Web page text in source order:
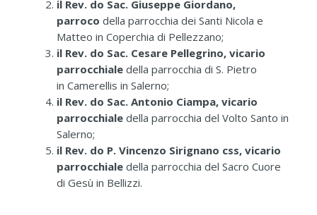
il Rev. do Sac. Giuseppe Giordano,
parroco della parrocchia dei Santi Nicola e
Matteo in Coperchia di Pellezzano;
il Rev. do Sac. Cesare Pellegrino, vicario
parrocchiale della parrocchia di S. Pietro
in Camerellis in Salerno;
il Rev. do Sac. Antonio Ciampa, vicario
parrocchiale della parrocchia del Volto Santo in
Salerno;
il Rev. do P. Vincenzo Sirignano css, vicario
parrocchiale della parrocchia del Sacro Cuore
di Gesù in Bellizzi.